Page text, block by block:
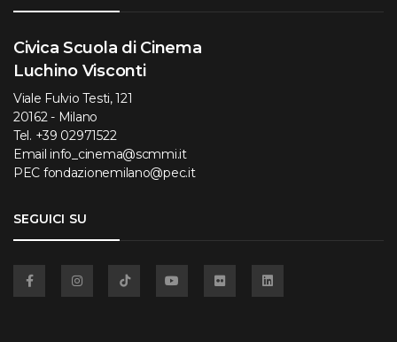
Civica Scuola di Cinema
Luchino Visconti
Viale Fulvio Testi, 121
20162 - Milano
Tel. +39 02971522
Email info_cinema@scmmi.it
PEC fondazionemilano@pec.it
SEGUICI SU